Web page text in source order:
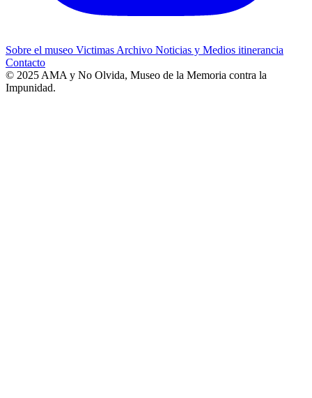
Sobre el museo Victimas Archivo Noticias y Medios itinerancia
Contacto
© 2025 AMA y No Olvida, Museo de la Memoria contra la
Impunidad.